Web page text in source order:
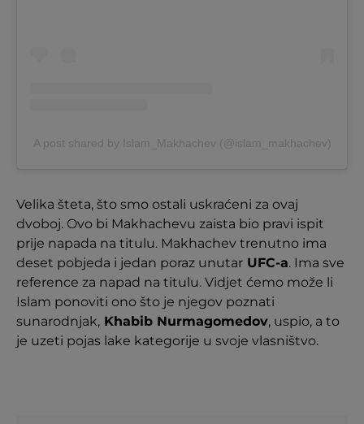
A post shared by Islam_Makhachev (@islam_makhachev)
Velika šteta, što smo ostali uskraćeni za ovaj
dvoboj. Ovo bi Makhachevu zaista bio pravi ispit
prije napada na titulu. Makhachev trenutno ima
deset pobjeda i jedan poraz unutar UFC-a. Ima sve
reference za napad na titulu. Vidjet ćemo može li
Islam ponoviti ono što je njegov poznati
sunarodnjak, Khabib Nurmagomedov, uspio, a to
je uzeti pojas lake kategorije u svoje vlasništvo.